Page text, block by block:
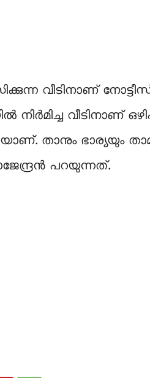
വീടിനാണ്
വീടിനാണ്
താനും ഭാര്യയും
പറയുന്നത്.